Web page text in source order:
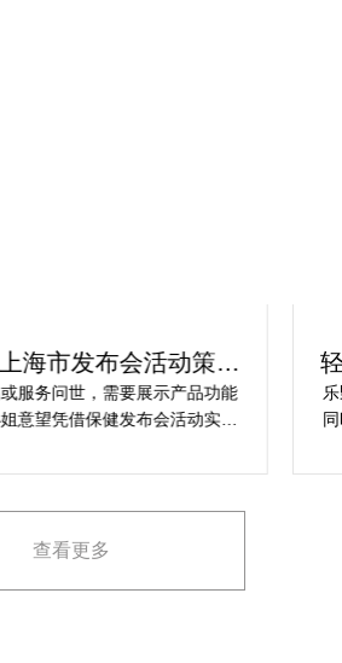
海市发布会活动策划
案指南
服务问世，需要展示产品功能
意望凭借保健发布会活动实现
遇到这些难题缺乏专业的产品
媒体报道和消费者关注。
查看更多